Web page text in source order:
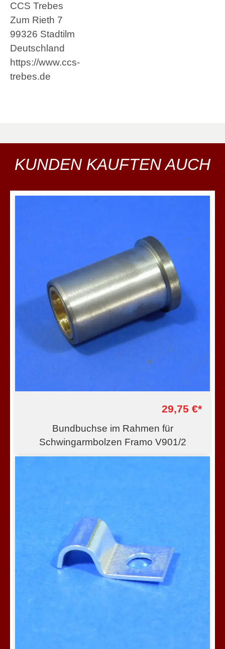
CCS Trebes
Zum Rieth 7
99326 Stadtilm
Deutschland
https://www.ccs-
trebes.de
KUNDEN KAUFTEN AUCH
29,75 €*
Bundbuchse im Rahmen für
Schwingarmbolzen Framo V901/2